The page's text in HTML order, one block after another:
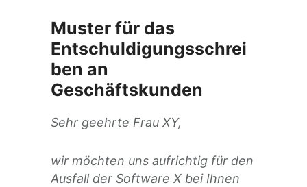
Muster für das
Entschuldigungsschrei
ben an
Geschäftskunden
Sehr geehrte Frau XY,
wir möchten uns aufrichtig für den
Ausfall der Software X bei Ihnen